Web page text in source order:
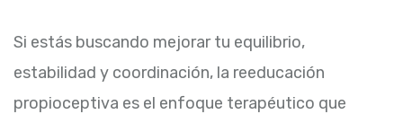
Si estás buscando mejorar tu equilibrio,
estabilidad y coordinación, la reeducación
propioceptiva es el enfoque terapéutico que